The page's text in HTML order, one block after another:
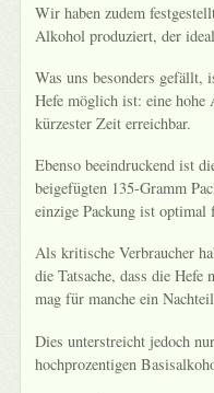
Wir haben zudem
Alkohol produziert, der
Was uns besonders gefällt,
Hefe möglich ist: eine
kürzester Zeit erreichbar.
Ebenso beeindruckend ist
beigefügten 135-Gramm
einzige Packung ist
Als kritische Verbraucher
die Tatsache, dass die Hefe
mag für manche ein
Dies unterstreicht jedoch
hochprozentigen